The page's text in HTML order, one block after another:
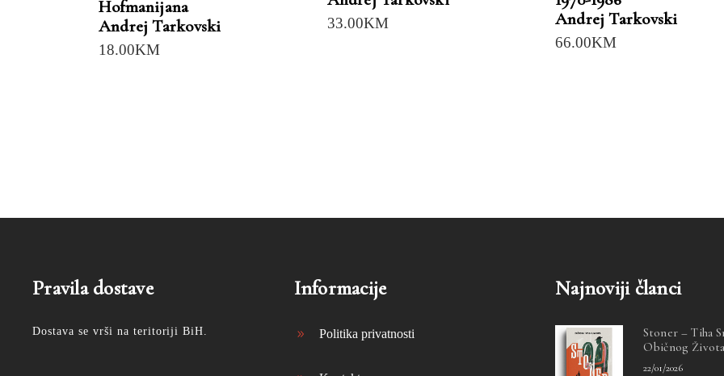
Hofmanijana
Andrej Tarkovski
18.00KM
33.00KM
Andrej Tarkovski
66.00KM
Pravila dostave
Dostava se vrši na teritoriji BiH.
Informacije
Politika privatnosti
Najnoviji članci
Stoner – Tiha
Običnog
22/01/2026